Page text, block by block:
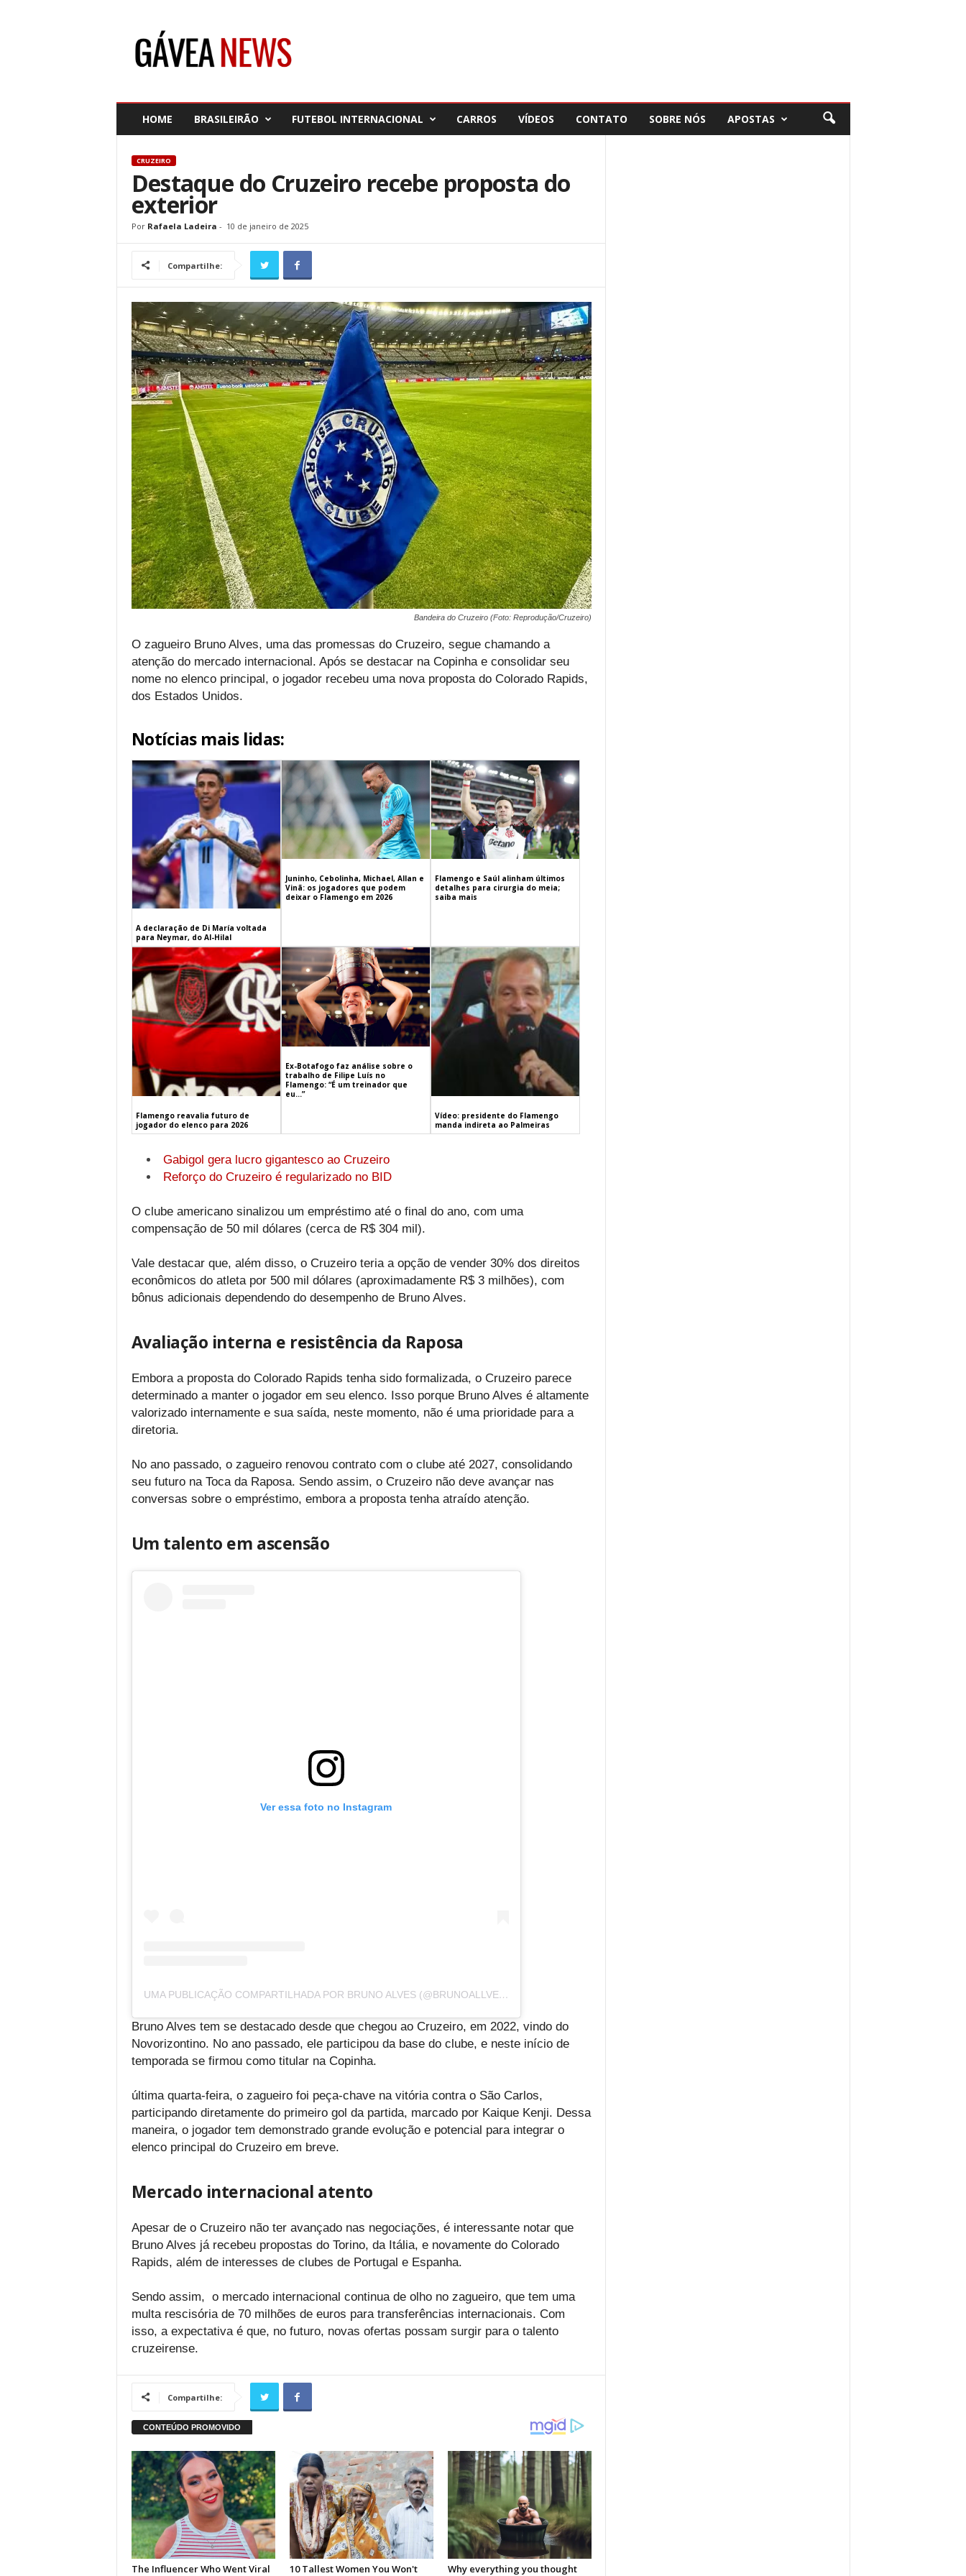
HOME BRASILEIRÃO FUTEBOL INTERNACIONAL CARROS VÍDEOS CONTATO SOBRE NÓS APOSTAS
CRUZEIRO
Destaque do Cruzeiro recebe proposta do
exterior
Por Rafaela Ladeira - 10 de janeiro de 2025
Compartilhe:
Bandeira do Cruzeiro (Foto: Reprodução/Cruzeiro)
O zagueiro Bruno Alves, uma das promessas do Cruzeiro, segue chamando a
atenção do mercado internacional. Após se destacar na Copinha e consolidar seu
nome no elenco principal, o jogador recebeu uma nova proposta do Colorado Rapids,
dos Estados Unidos.
Notícias mais lidas:
A declaração de Di María voltada
para Neymar, do Al-Hilal
Juninho, Cebolinha, Michael, Allan e
Vinã: os jogadores que podem
deixar o Flamengo em 2026
Flamengo e Saúl alinham últimos
detalhes para cirurgia do meia;
saiba mais
Flamengo reavalia futuro de
jogador do elenco para 2026
Ex-Botafogo faz análise sobre o
trabalho de Filipe Luís no
Flamengo: “É um treinador que
eu…”
Vídeo: presidente do Flamengo
manda indireta ao Palmeiras
Gabigol gera lucro gigantesco ao Cruzeiro
Reforço do Cruzeiro é regularizado no BID
O clube americano sinalizou um empréstimo até o final do ano, com uma
compensação de 50 mil dólares (cerca de R$ 304 mil).
Vale destacar que, além disso, o Cruzeiro teria a opção de vender 30% dos direitos
econômicos do atleta por 500 mil dólares (aproximadamente R$ 3 milhões), com
bônus adicionais dependendo do desempenho de Bruno Alves.
Avaliação interna e resistência da Raposa
Embora a proposta do Colorado Rapids tenha sido formalizada, o Cruzeiro parece
determinado a manter o jogador em seu elenco. Isso porque Bruno Alves é altamente
valorizado internamente e sua saída, neste momento, não é uma prioridade para a
diretoria.
No ano passado, o zagueiro renovou contrato com o clube até 2027, consolidando
seu futuro na Toca da Raposa. Sendo assim, o Cruzeiro não deve avançar nas
conversas sobre o empréstimo, embora a proposta tenha atraído atenção.
Um talento em ascensão
Ver essa foto no Instagram
UMA PUBLICAÇÃO COMPARTILHADA POR BRUNO ALVES (@BRUNOALLVES05)
Bruno Alves tem se destacado desde que chegou ao Cruzeiro, em 2022, vindo do
Novorizontino. No ano passado, ele participou da base do clube, e neste início de
temporada se firmou como titular na Copinha.
última quarta-feira, o zagueiro foi peça-chave na vitória contra o São Carlos,
participando diretamente do primeiro gol da partida, marcado por Kaique Kenji. Dessa
maneira, o jogador tem demonstrado grande evolução e potencial para integrar o
elenco principal do Cruzeiro em breve.
Mercado internacional atento
Apesar de o Cruzeiro não ter avançado nas negociações, é interessante notar que
Bruno Alves já recebeu propostas do Torino, da Itália, e novamente do Colorado
Rapids, além de interesses de clubes de Portugal e Espanha.
Sendo assim, o mercado internacional continua de olho no zagueiro, que tem uma
multa rescisória de 70 milhões de euros para transferências internacionais. Com
isso, a expectativa é que, no futuro, novas ofertas possam surgir para o talento
cruzeirense.
Compartilhe: